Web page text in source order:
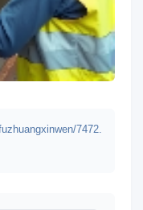
7472.